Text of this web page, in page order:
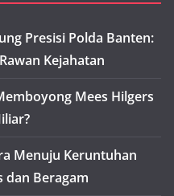
Presisi Polda Banten:
Kejahatan
Mees Hilgers
Menuju Keruntuhan
dan Beragam